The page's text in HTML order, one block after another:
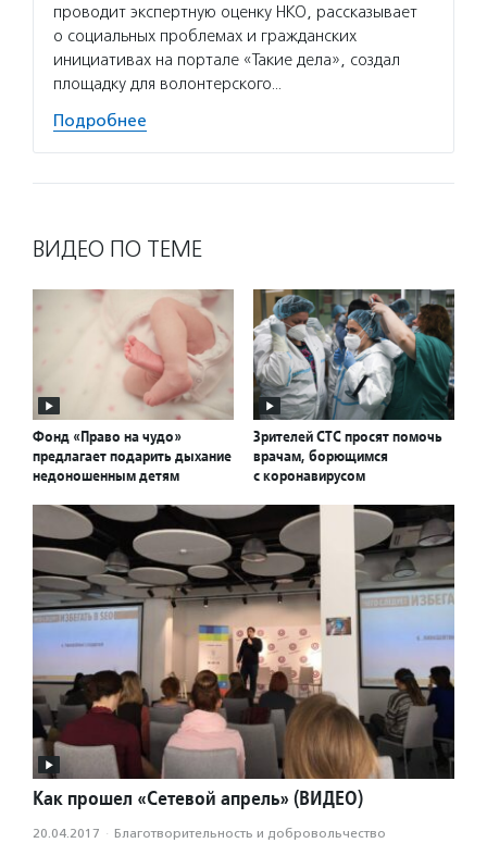
проводит экспертную оценку НКО, рассказывает
о социальных проблемах и гражданских
инициативах на портале «Такие дела», создал
площадку для волонтерского…
Подробнее
ВИДЕО ПО ТЕМЕ
Фонд «Право на чудо»
предлагает подарить дыхание
недоношенным детям
Зрителей СТС просят помочь
врачам, борющимся
с коронавирусом
Как прошел «Сетевой апрель» (ВИДЕО)
20.04.2017 · Благотвори­тель­ность и доброволь­чест­во